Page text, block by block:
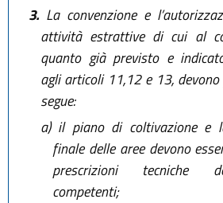
3.La convenzione e
attività estrattive di cui al
quanto già previsto e
agli articoli 11,12 e 13,
segue:
a)il piano di coltivazione e
finale delle aree devono
prescrizioni tecniche
competenti;